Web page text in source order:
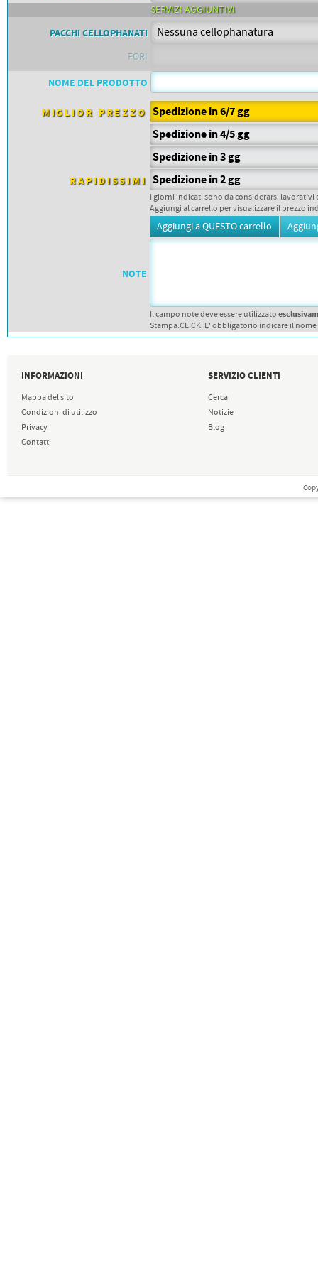
DORSALI TARGHE
PETTORALI NUMERI DA
SERVIZI AGGIUNTIVI
PACCHI CELLOPHANATI
FORI
NOME DEL PRODOTTO
MIGLIOR PREZZO Spedizione in 6/7 gg
Spedizione in 4/5 gg
Spedizione in 3 gg
RAPIDISSIMI Spedizione in 2 gg
I giorni indicati sono da considerarsi
Aggiungi al carrello per visualizzare il prezzo
NOTE
Il campo note deve essere utilizzato
Stampa.CLICK. E' obbligatorio indicare il
INFORMAZIONI
Mappa del sito
Condizioni di utilizzo
Privacy
Contatti
SERVIZIO CLIENTI
Cerca
Notizie
Blog